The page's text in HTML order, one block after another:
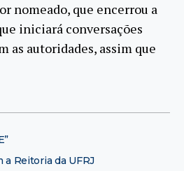
nomeado, que encerrou a
iniciará conversações
as autoridades, assim que
Reitoria da UFRJ